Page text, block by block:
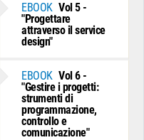
EBOOK Vol 5 -
"Progettare
attraverso il service
design"
EBOOK Vol 6 -
"Gestire i progetti:
strumenti di
programmazione,
controllo e
comunicazione"